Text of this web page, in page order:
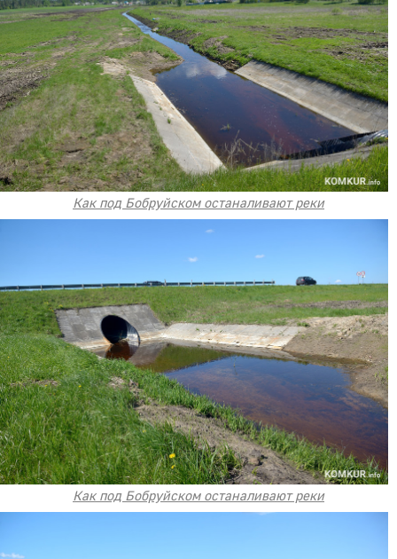
Как под Бобруйском останаливают реки
Как под Бобруйском останаливают реки